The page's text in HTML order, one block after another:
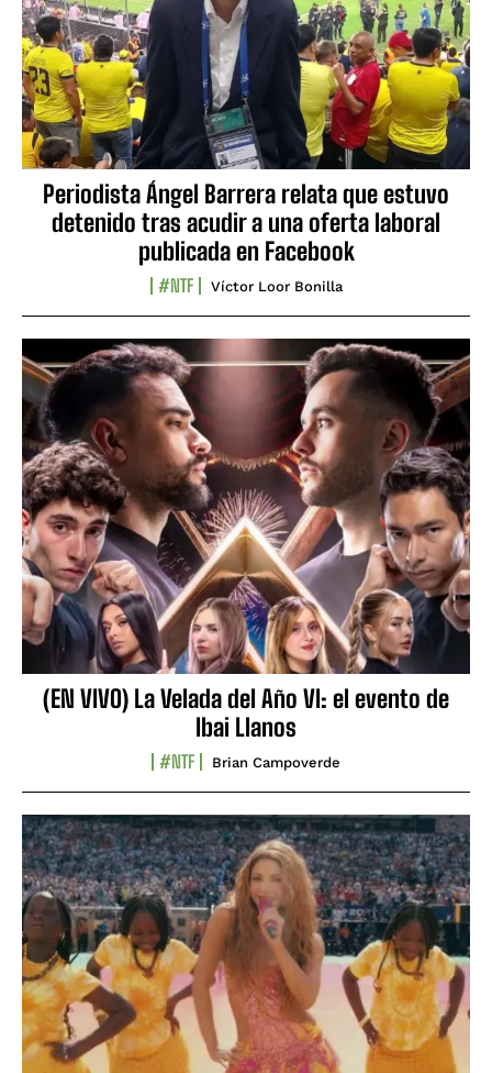
Periodista Ángel Barrera relata que estuvo
detenido tras acudir a una oferta laboral
publicada en Facebook
#NTF Víctor Loor Bonilla
(EN VIVO) La Velada del Año VI: el evento de
Ibai Llanos
#NTF Brian Campoverde